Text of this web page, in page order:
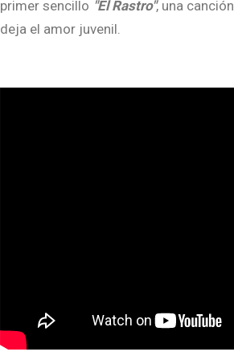
primer sencillo "El Rastro", una
deja el amor juvenil.